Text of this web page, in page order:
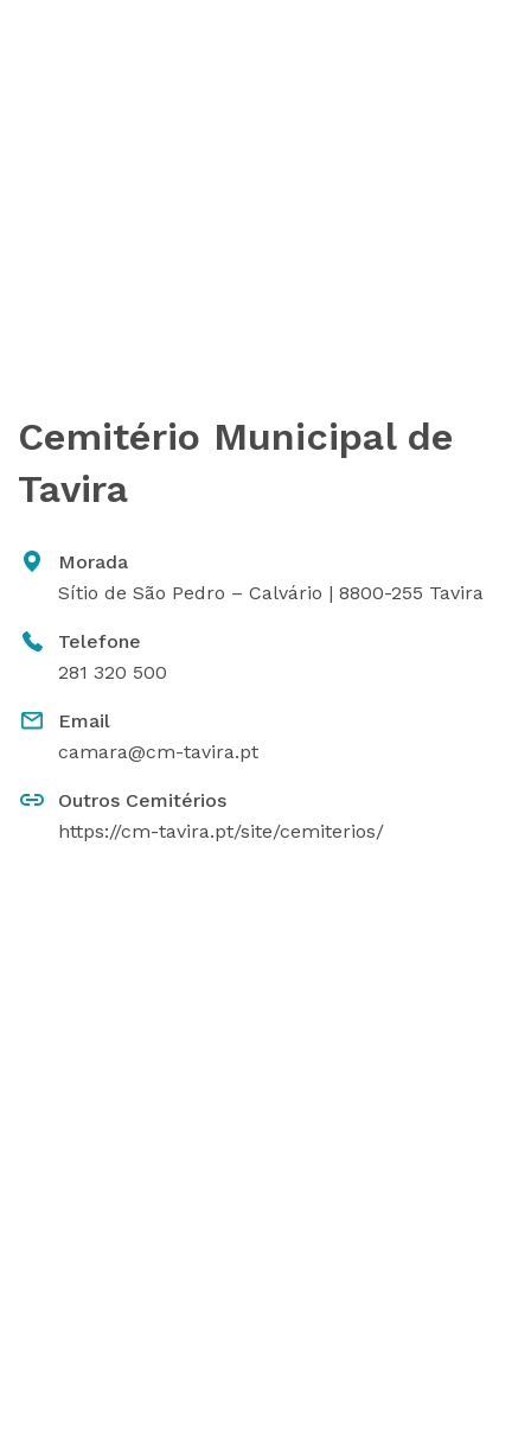
Cemitério Municipal de
Tavira
Morada
Sítio de São Pedro – Calvário | 8800-255 Tavira
Telefone
281 320 500
Email
camara@cm-tavira.pt
Outros Cemitérios
https://cm-tavira.pt/site/cemiterios/